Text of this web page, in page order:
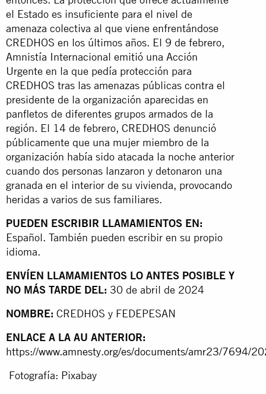
el Estado es insuficiente para el nivel de
amenaza colectiva al que viene enfrentándose
CREDHOS en los últimos años. El 9 de febrero,
Amnistía Internacional emitió una Acción
Urgente en la que pedía protección para
CREDHOS tras las amenazas públicas contra el
presidente de la organización aparecidas en
panfletos de diferentes grupos armados de la
región. El 14 de febrero, CREDHOS denunció
públicamente que una mujer miembro de la
organización había sido atacada la noche anterior
cuando dos personas lanzaron y detonaron una
granada en el interior de su vivienda, provocando
heridas a varios de sus familiares.
PUEDEN ESCRIBIR LLAMAMIENTOS EN:
Español. También pueden escribir en su propio
idioma.
ENVÍEN LLAMAMIENTOS LO ANTES POSIBLE Y
NO MÁS TARDE DEL: 30 de abril de 2024
NOMBRE: CREDHOS y FEDEPESAN
ENLACE A LA AU ANTERIOR:
https://www.amnesty.org/es/documents/amr23/7694/
Fotografía: Pixabay